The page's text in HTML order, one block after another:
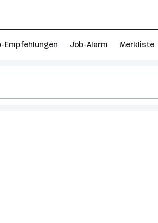
Empfehlungen Job-Alarm Merkliste